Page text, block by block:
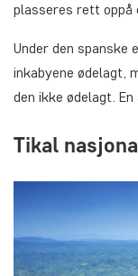
plasseres rett oppå
Under den spanske
inkabyene ødelagt,
den ikke ødelagt.
Tikal